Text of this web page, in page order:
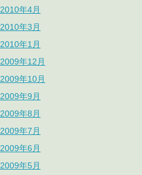
2010年4月
2010年3月
2010年1月
2009年12月
2009年10月
2009年9月
2009年8月
2009年7月
2009年6月
2009年5月